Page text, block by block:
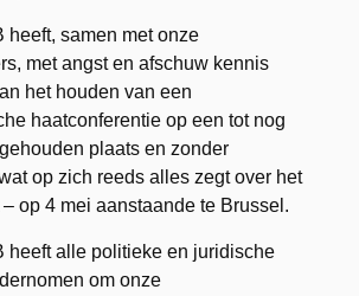
heeft, samen met onze
met angst en afschuw kennis
het houden van een
haatconferentie op een tot nog
plaats en zonder
op zich reeds alles zegt over het
op 4 mei aanstaande te Brussel.
heeft alle politieke en juridische
om onze